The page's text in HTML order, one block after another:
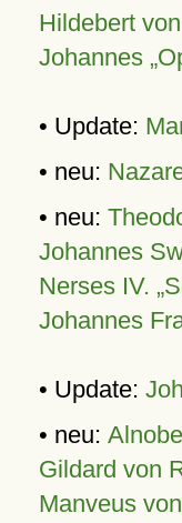
Hildebert
Johannes
• Update:
• neu:
• neu:
Johannes
Nerses IV.
Johannes
• Update:
• neu:
Gildard von
Manveus